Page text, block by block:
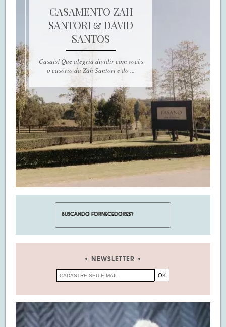
CASAMENTO ZAH
SANTORI & DAVID
SANTOS
Casais! Que alegria dividir com vocês
o casório da Zah Santori e do ...
NEWSLETTER